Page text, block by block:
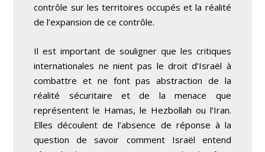
contrôle sur les territoires occupés et la réalité
de l’expansion de ce contrôle.
Il est important de souligner que les critiques
internationales ne nient pas le droit d’Israël à
combattre et ne font pas abstraction de la
réalité sécuritaire et de la menace que
représentent le Hamas, le Hezbollah ou l’Iran.
Elles découlent de l’absence de réponse à la
question de savoir comment Israël entend